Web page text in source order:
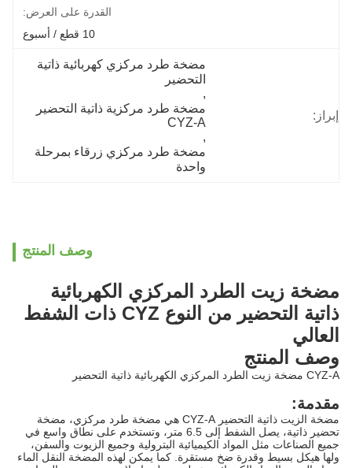
القدرة على العرض:
10 قطع / أسبوع
إبراز:
التحضير
,
CYZ-A
,
واحدة
وصف المنتج
مضخة زيت الطرد المركزي الكهربائية
ذاتية التحضير من النوع CYZ ذات الشفط
العالي
وصف المنتج
CYZ-A مضخة زيت الطرد المركزي الكهربائية ذاتية التحضير
مقدمة:
مضخة الزيت ذاتية التحضير CYZ-A هي مضخة طرد مركزي، مضخة
تحضير ذاتية، يصل الشفط إلى 6.5 متر، وتستخدم على نطاق واسع في
جميع الصناعات مثل المواد الكيميائية البترولية وجميع الزيوت والسفن،
ولها هيكل بسيط وقدرة ضخ مستقرة. كما يمكن لهذه المضخة النقل الماء